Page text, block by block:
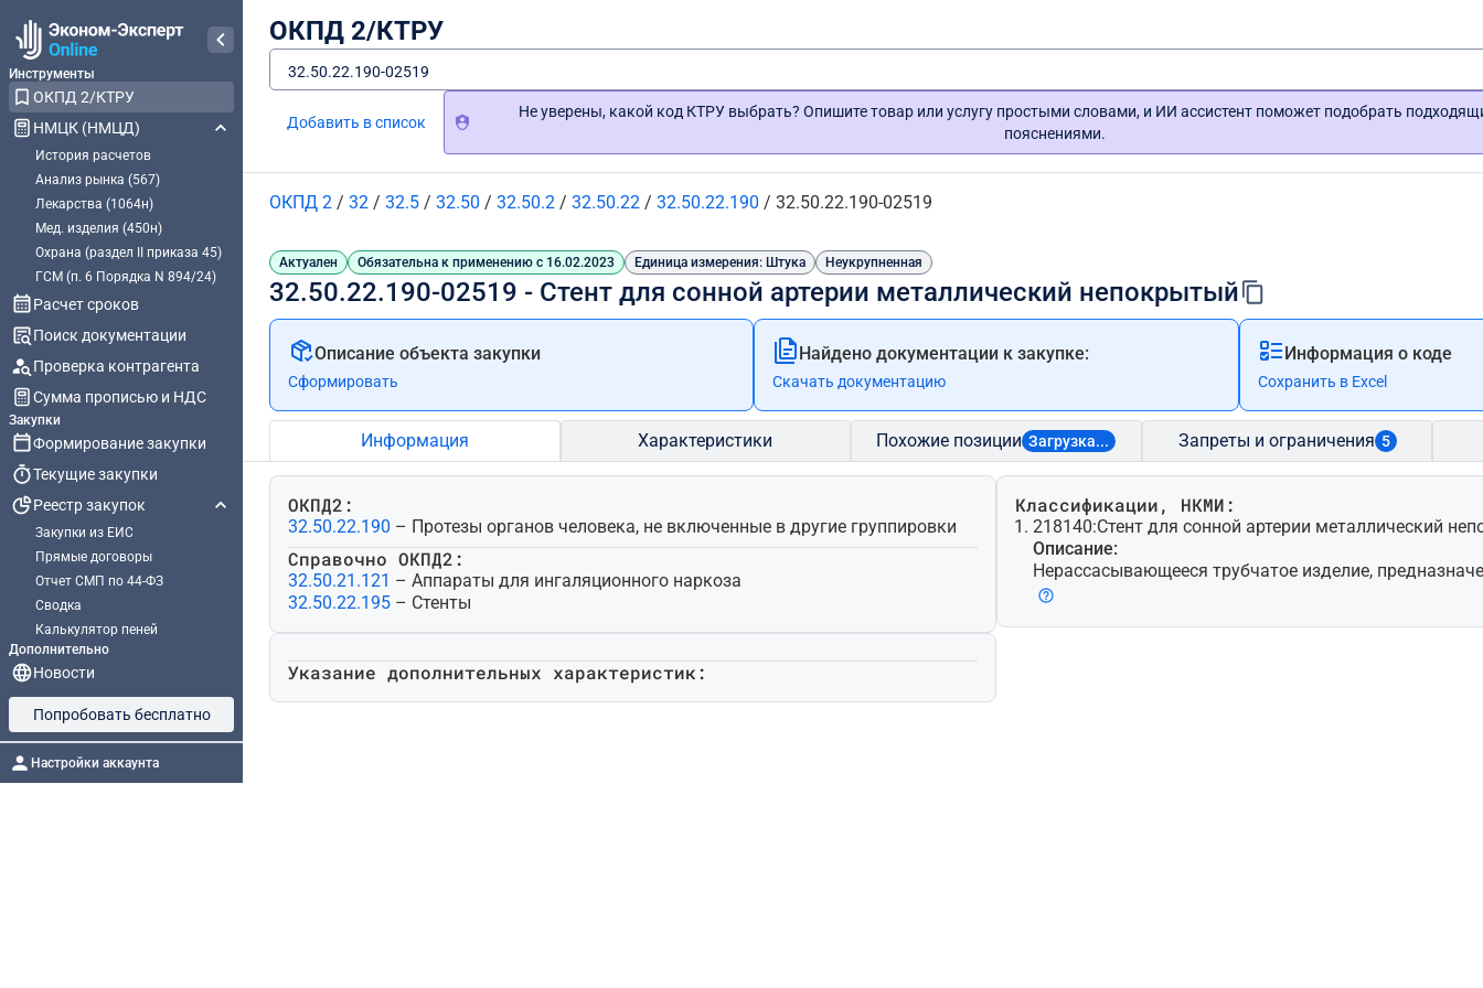
Инструменты
ОКПД 2/КТРУ
НМЦК (НМЦД)
История расчетов
Анализ рынка (567)
Лекарства (1064н)
Мед. изделия (450н)
Охрана (раздел II приказа 45)
ГСМ (п. 6 Порядка N 894/24)
Расчет сроков
Поиск документации
Проверка контрагента
Сумма прописью и НДС
Закупки
Формирование закупки
Текущие закупки
Реестр закупок
Закупки из ЕИС
Прямые договоры
Отчет СМП по 44-ФЗ
Сводка
Калькулятор пеней
Дополнительно
Новости
Попробовать бесплатно
Настройки аккаунта
ОКПД 2/КТРУ
32.50.22.190-02519
Добавить в список
Не уверены, какой код КТРУ выбрать? Опишите товар или услугу простыми словами, и ИИ ассистент поможет подобрать
пояснениями.
ОКПД 2 / 32 / 32.5 / 32.50 / 32.50.2 / 32.50.22 / 32.50.22.190 / 32.50.22.190-02519
Актуален Обязательна к применению с 16.02.2023 Единица измерения: Штука Неукрупненная
32.50.22.190-02519 - Стент для сонной артерии металлический непокрытый
Описание объекта закупки
Сформировать
Найдено документации к закупке:
Скачать документацию
Информация о коде
Сохранить в Excel
Информация Характеристики Похожие позиции Загрузка... Запреты и ограничения 5
ОКПД2:
32.50.22.190 – Протезы органов человека, не включенные в другие группировки
Справочно ОКПД2:
32.50.21.121 – Аппараты для ингаляционного наркоза
32.50.22.195 – Стенты
Указание дополнительных характеристик:
Классификации, НКМИ:
218140:Стент для сонной артерии металлический
Описание:
Нерассасывающееся трубчатое изделие,
ции в сонную артерию шеи для поддержания